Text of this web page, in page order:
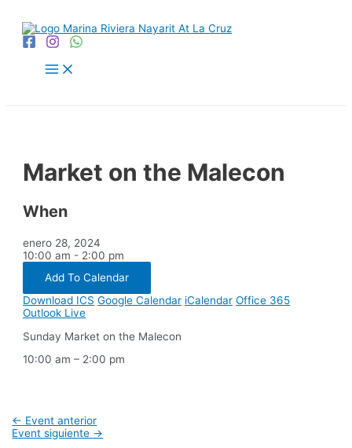
contenido
Main
Menu
Market on the Malecon
When
enero 28, 2024
10:00 am - 2:00 pm
Add To Calendar
Download ICS Google Calendar iCalendar Office 365
Outlook Live
Sunday Market on the Malecon
10:00 am – 2:00 pm
Navegación
de
← Event anterior
Event siguiente →